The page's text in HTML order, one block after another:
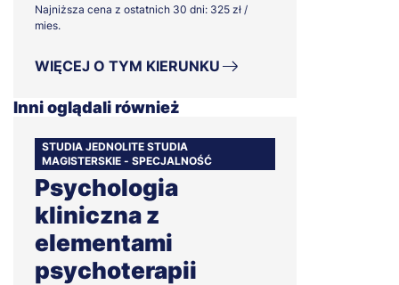
Najniższa cena z ostatnich 30 dni: 325 zł /
mies.
WIĘCEJ O TYM KIERUNKU
Inni oglądali również
STUDIA JEDNOLITE STUDIA
MAGISTERSKIE - SPECJALNOŚĆ
Psychologia
kliniczna z
elementami
psychoterapii